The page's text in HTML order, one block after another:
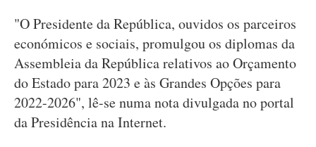
"O Presidente da República, ouvidos os parceiros
económicos e sociais, promulgou os diplomas da
Assembleia da República relativos ao Orçamento
do Estado para 2023 e às Grandes Opções para
2022-2026", lê-se numa nota divulgada no portal
da Presidência na Internet.